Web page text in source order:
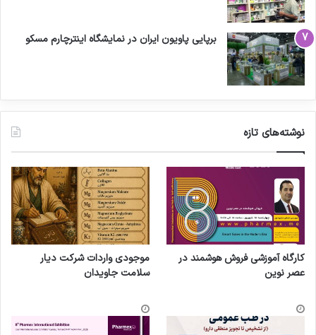
برپایی پاویون ایران در نمایشگاه اینترچارم مسکو
نوشته‌های تازه
کارگاه آموزشی فروش هوشمند در
عصر نوین
موجودی واردات شرکت دیار
سلامت جاویدان